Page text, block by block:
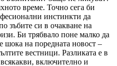
време. Точно сега би
инстинкти да
зъбите си в очакване на
Би трябвало поне малко да
шока на поредната новост –
вестници. Разликата е в
включително и